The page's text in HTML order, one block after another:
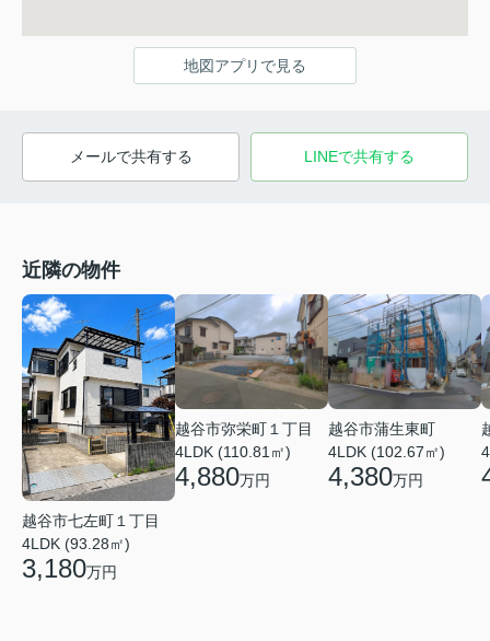
地図アプリで見る
メールで共有する LINEで共有する
近隣の物件
越谷市七左町１丁目
4LDK (93.28㎡)
3,180万円
越谷市弥栄町１丁目
4LDK (110.81㎡)
4,880万円
越谷市蒲生東町
4LDK (102.67㎡)
4,380万円